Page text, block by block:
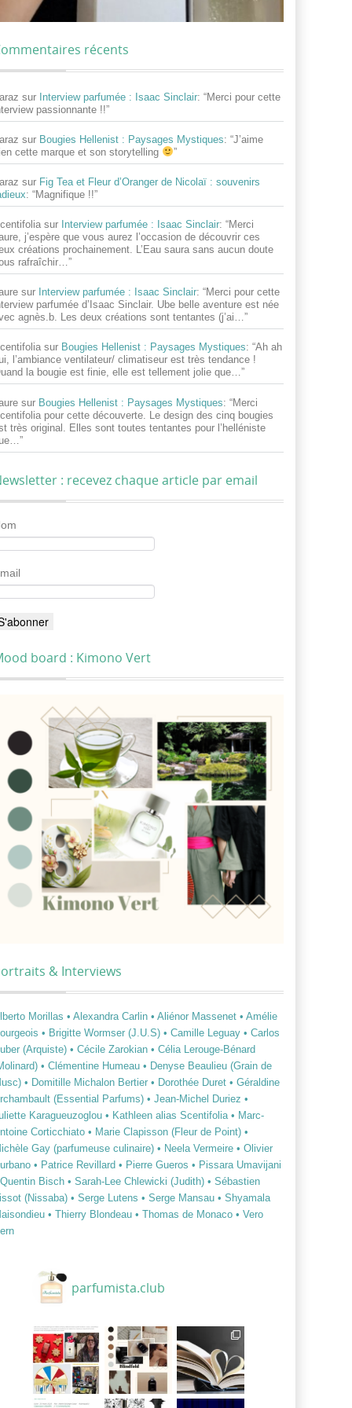
récents
sur Interview parfumée : Isaac Sinclair: “Merci pour cette
passionnante !!”
sur Bougies Hellenist : Paysages Mystiques: “J’aime
cette marque et son storytelling
”
sur Fig Tea et Fleur d’Oranger de Nicolaï : souvenirs
: “Magnifique !!”
sur Interview parfumée : Isaac Sinclair: “Merci
j’espère que vous aurez l’occasion de découvrir ces
créations prochainement. L’Eau saura sans aucun doute
rafraîchir…”
sur Interview parfumée : Isaac Sinclair: “Merci pour cette
parfumée d’Isaac Sinclair. Ube belle aventure est née
agnès.b. Les deux créations sont tentantes (j’ai…”
sur Bougies Hellenist : Paysages Mystiques: “Ah ah
l’ambiance ventilateur/ climatiseur est très tendance !
la bougie est finie, elle est tellement jolie que…”
sur Bougies Hellenist : Paysages Mystiques: “Merci
pour cette découverte. Le design des cinq bougies
très original. Elles sont toutes tentantes pour l’helléniste
”
: recevez chaque article par email
board : Kimono Vert
& Interviews
Morillas • Alexandra Carlin • Aliénor Massenet • Amélie
• Brigitte Wormser (J.U.S) • Camille Leguay • Carlos
(Arquiste) • Cécile Zarokian • Célia Lerouge-Bénard
• Clémentine Humeau • Denyse Beaulieu (Grain de
• Domitille Michalon Bertier • Dorothée Duret • Géraldine
(Essential Parfums) • Jean-Michel Duriez •
Karagueuzoglou • Kathleen alias Scentifolia • Marc-
Corticchiato • Marie Clapisson (Fleur de Point) •
Gay (parfumeuse culinaire) • Neela Vermeire • Olivier
• Patrice Revillard • Pierre Gueros • Pissara Umavijani
Bisch • Sarah-Lee Chlewicki (Judith) • Sébastien
(Nissaba) • Serge Lutens • Serge Mansau • Shyamala
• Thierry Blondeau • Thomas de Monaco • Vero
parfumista.club